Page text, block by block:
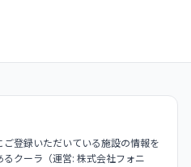
登録いただいている施設の情報を
クーラ（運営: 株式会社フォニ